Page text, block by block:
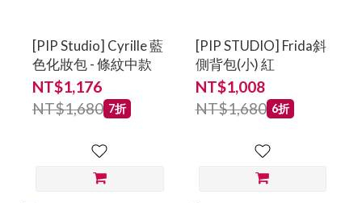
[PIP Studio] Cyrille 藍
色化妝包 - 條紋中款
NT$1,176
NT$1,680 7折
[PIP STUDIO] Frida斜
側背包(小) 紅
NT$1,008
NT$1,680 6折